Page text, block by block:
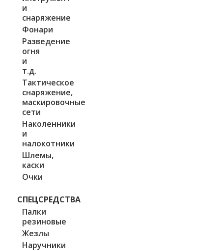
и
снаряжение
Фонари
Разведение
огня
и
т.д.
Тактическое
снаряжение,
маскировочные
сети
Наколенники
и
налокотники
Шлемы,
каски
Очки
СПЕЦСРЕДСТВА
Палки
резиновые
Жезлы
Наручники